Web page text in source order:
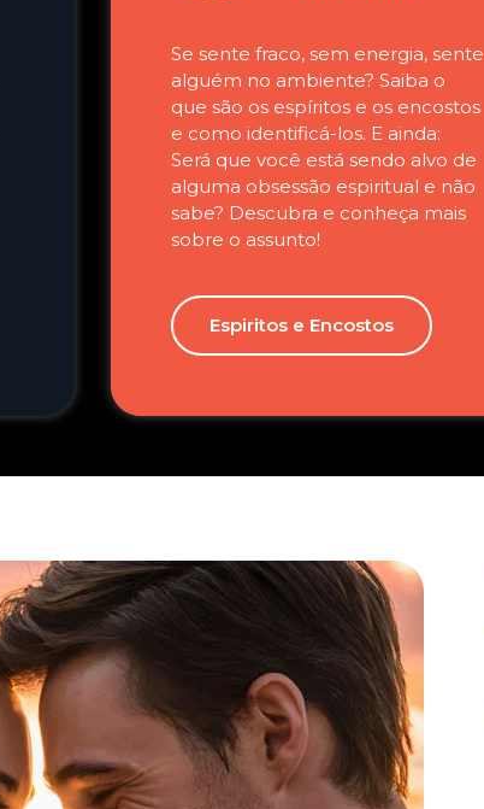
Se sente fraco, sem energia, sente
alguém no ambiente? Saiba o
que são os espíritos e os encostos
e como identificá-los. E ainda:
Será que você está sendo alvo de
alguma obsessão espiritual e não
sabe? Descubra e conheça mais
sobre o assunto!
Espiritos e Encostos